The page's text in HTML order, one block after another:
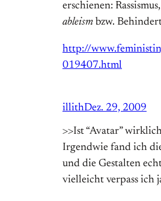
erschienen:
ableism bzw.
http://
019407.html
illithDez. 29, 2009
>>Ist “Avatar”
Irgendwie fand ich
und die Gestalten
vielleicht verpass ich